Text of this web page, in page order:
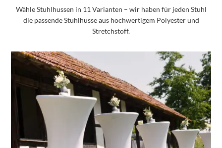
Wähle Stuhlhussen in 11 Varianten – wir haben für jeden Stuhl
die passende Stuhlhusse aus hochwertigem Polyester und
Stretchstoff.